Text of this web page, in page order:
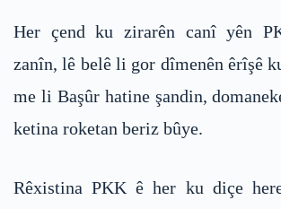
Her çend ku zirarên canî yên
zanîn, lê belê li gor dîmenên êrîşê
me li Başûr hatine şandin,
ketina roketan beriz bûye.
Rêxistina PKK ê her ku diçe